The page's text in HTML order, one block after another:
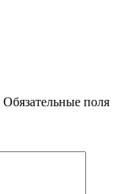
Обязательные поля